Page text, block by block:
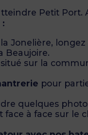
Petit Port.
longez
Beaujoire.
sur la
pour
quelques
face à face sur le